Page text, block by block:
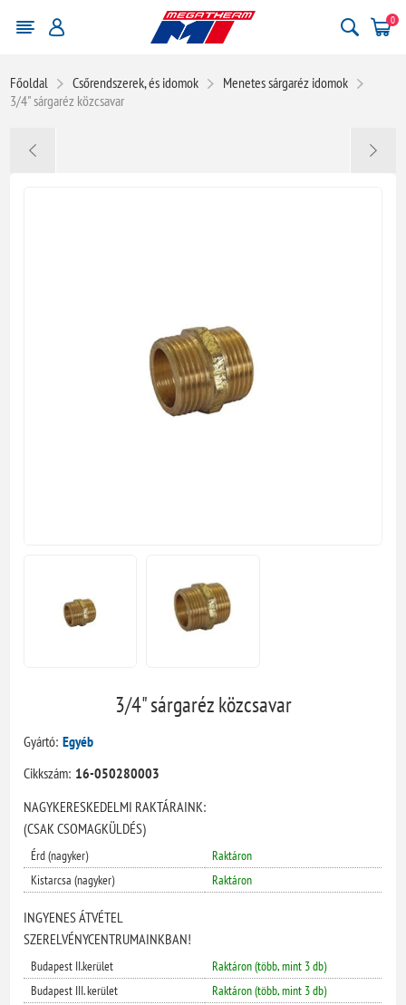
0
Főoldal Csőrendszerek, és idomok
Menetes sárgaréz idomok
3/4" sárgaréz közcsavar
3/4" sárgaréz közcsavar
Gyártó: Egyéb
Cikkszám: 16-050280003
NAGYKERESKEDELMI RAKTÁRAINK:
(CSAK CSOMAGKÜLDÉS)
Érd (nagyker)
Raktáron
Kistarcsa (nagyker)
Raktáron
INGYENES ÁTVÉTEL
SZERELVÉNYCENTRUMAINKBAN!
Budapest II.kerület
Raktáron (több, mint 3 db)
Budapest III. kerület
Raktáron (több, mint 3 db)